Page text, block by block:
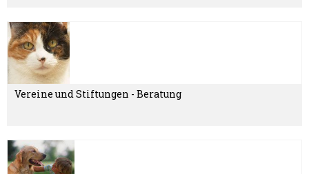
Vereine und Stiftungen - Beratung